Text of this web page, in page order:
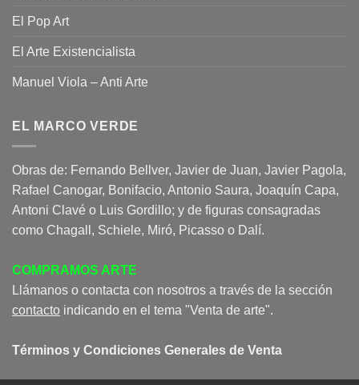
El Pop Art
El Arte Existencialista
Manuel Viola – Anti Arte
EL MARCO VERDE
Obras de: Fernando Bellver, Javier de Juan, Javier Pagola,
Rafael Canogar, Bonifacio, Antonio Saura, Joaquín Capa,
Antoni Clavé o Luis Gordillo; y de figuras consagradas
como Chagall, Schiele, Miró, Picasso o Dalí.
COMPRAMOS ARTE
Llámanos o contacta con nosotros a través de la sección
contacto indicando en el tema "Venta de arte".
Términos y Condiciones Generales de Venta